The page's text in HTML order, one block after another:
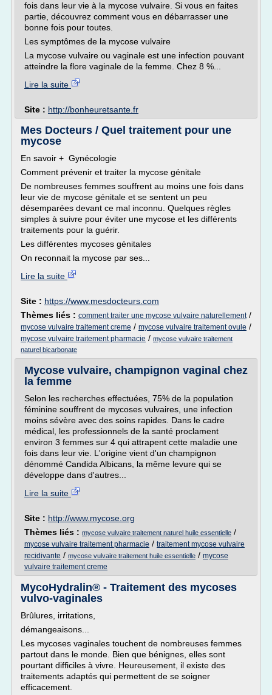
fois dans leur vie à la mycose vulvaire. Si vous en faites
partie, découvrez comment vous en débarrasser une
bonne fois pour toutes.
Les symptômes de la mycose vulvaire
La mycose vulvaire ou vaginale est une infection pouvant
atteindre la flore vaginale de la femme. Chez 8 %...
Lire la suite
Site : http://bonheuretsante.fr
Mes Docteurs / Quel traitement pour une
mycose
En savoir + Gynécologie
Comment prévenir et traiter la mycose génitale
De nombreuses femmes souffrent au moins une fois dans
leur vie de mycose génitale et se sentent un peu
désemparées devant ce mal inconnu. Quelques règles
simples à suivre pour éviter une mycose et les différents
traitements pour la guérir.
Les différentes mycoses génitales
On reconnait la mycose par ses...
Lire la suite
Site : https://www.mesdocteurs.com
Thèmes liés : comment traiter une mycose vulvaire naturellement/
mycose vulvaire traitement creme / mycose vulvaire traitement ovule /
mycose vulvaire traitement pharmacie / mycose vulvaire traitement
naturel bicarbonate
Mycose vulvaire, champignon vaginal chez
la femme
Selon les recherches effectuées, 75% de la population
féminine souffrent de mycoses vulvaires, une infection
moins sévère avec des soins rapides. Dans le cadre
médical, les professionnels de la santé proclament
environ 3 femmes sur 4 qui attrapent cette maladie une
fois dans leur vie. L'origine vient d'un champignon
dénommé Candida Albicans, la même levure qui se
développe dans d'autres...
Lire la suite
Site : http://www.mycose.org
Thèmes liés : mycose vulvaire traitement naturel huile essentielle /
mycose vulvaire traitement pharmacie / traitement mycose vulvaire
recidivante / mycose vulvaire traitement huile essentielle / mycose
vulvaire traitement creme
MycoHydralin® - Traitement des mycoses
vulvo-vaginales
Brûlures, irritations,
démangeaisons...
Les mycoses vaginales touchent de nombreuses femmes
partout dans le monde. Bien que bénignes, elles sont
pourtant difficiles à vivre. Heureusement, il existe des
traitements adaptés qui permettent de se soigner
efficacement.